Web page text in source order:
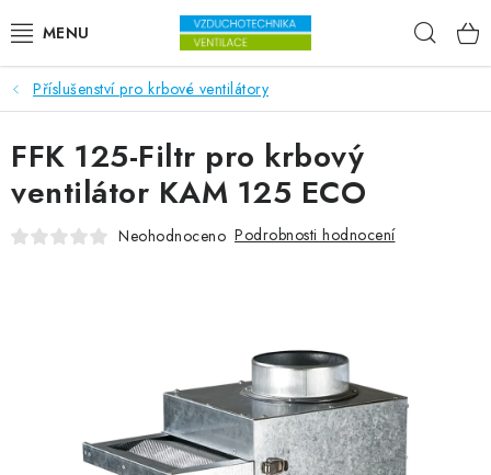
VENTILÁTORY
VZDUCHOTECHNIKA
REKUPERACE
ODVLHČOVAČE
Příslušenství pro krbové ventilátory
FFK 125-Filtr pro krbový
ventilátor KAM 125 ECO
Neohodnoceno Podrobnosti hodnocení